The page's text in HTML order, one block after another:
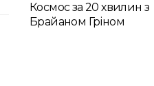
Космос за 20 хвилин з
Брайаном Гріном